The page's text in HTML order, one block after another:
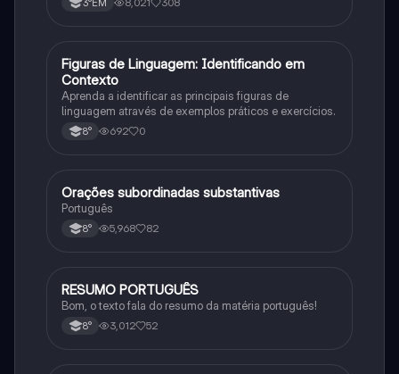
3°EM
FPortuguês
Figuras de Linguagem: Identificando em
Contexto
Aprenda a identificar as principais figuras de
linguagem através de exemplos práticos e exercícios.
8° 692 0
Português
Orações subordinadas substantivas
Português
8° 5,968 82
Português
RESUMO PORTUGUÊS
Bom, o texto fala do resumo da matéria português!
8° 3,012 52